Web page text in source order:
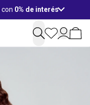
con 0% de interés